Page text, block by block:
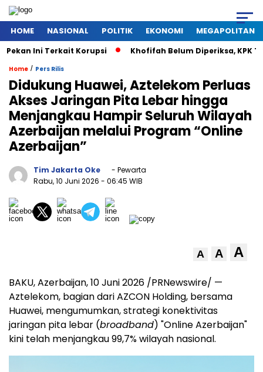
HOME NASIONAL POLITIK EKONOMI MEGAPOLITAN
Ini Terkait Korupsi Khofifah Belum Diperiksa, KPK
Home / Pers Rilis
Didukung Huawei, Aztelekom Perluas
Akses Jaringan Pita Lebar hingga
Menjangkau Hampir Seluruh Wilayah
Azerbaijan melalui Program “Online
Azerbaijan”
Tim Jakarta Oke
- Pewarta
Rabu, 10 Juni 2026 - 06:45 WIB
A A A
BAKU, Azerbaijan,10 Juni 2026 /PRNewswire/ —
Aztelekom, bagian dari AZCON Holding, bersama
Huawei, mengumumkan, strategi konektivitas
jaringan pita lebar (broadband) "Online Azerbaijan"
kini telah menjangkau 99,7% wilayah nasional.